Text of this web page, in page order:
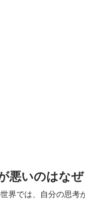
悪いのはなぜ
界では、自分の思考